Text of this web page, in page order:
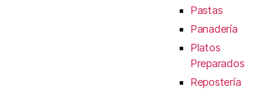
Pastas
Panadería
Platos
Preparados
Repostería